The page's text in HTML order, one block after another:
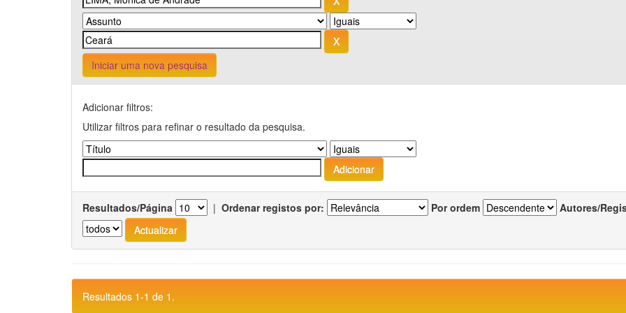
Iniciar uma nova pesquisa
Adicionar filtros:
Utilizar filtros para refinar o resultado da pesquisa.
Resultados/Página | Ordenar registos por: Por ordem Autores/
Resultados 1-1 de 1.